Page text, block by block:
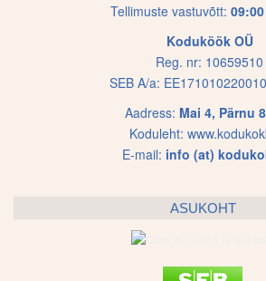
the
product
page
Tellimuste vastuvõtt:
Koduköök OÜ
Reg. nr: 10659510
SEB A/a:
Aadress: Mai 4, Pärnu
Koduleht:
E-mail: info (at)
ASUKOHT